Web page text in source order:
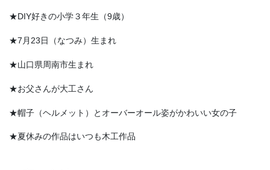
★DIY好きの小学３年生（9歳）
★7月23日（なつみ）生まれ
★山口県周南市生まれ
★お父さんが大工さん
★帽子（ヘルメット）とオーバーオール姿がかわいい女の子
★夏休みの作品はいつも木工作品